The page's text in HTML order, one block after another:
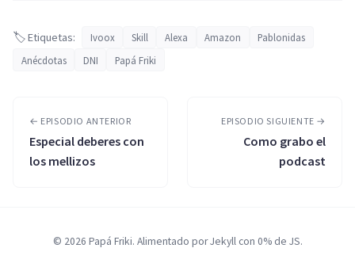
🏷️ Etiquetas: Ivoox Skill Alexa Amazon
Pablonidas
Anécdotas
DNI Papá Friki
← EPISODIO ANTERIOR
Especial deberes con
los mellizos
EPISODIO SIGUIENTE →
Como grabo el
podcast
© 2026 Papá Friki. Alimentado por Jekyll con 0% de JS.